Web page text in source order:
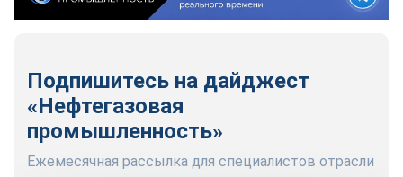
Подпишитесь на дайджест
«Нефтегазовая
промышленность»
Ежемесячная рассылка для специалистов отрасли